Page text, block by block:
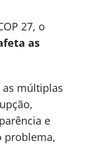
27, o
as
as múltiplas
e
problema,